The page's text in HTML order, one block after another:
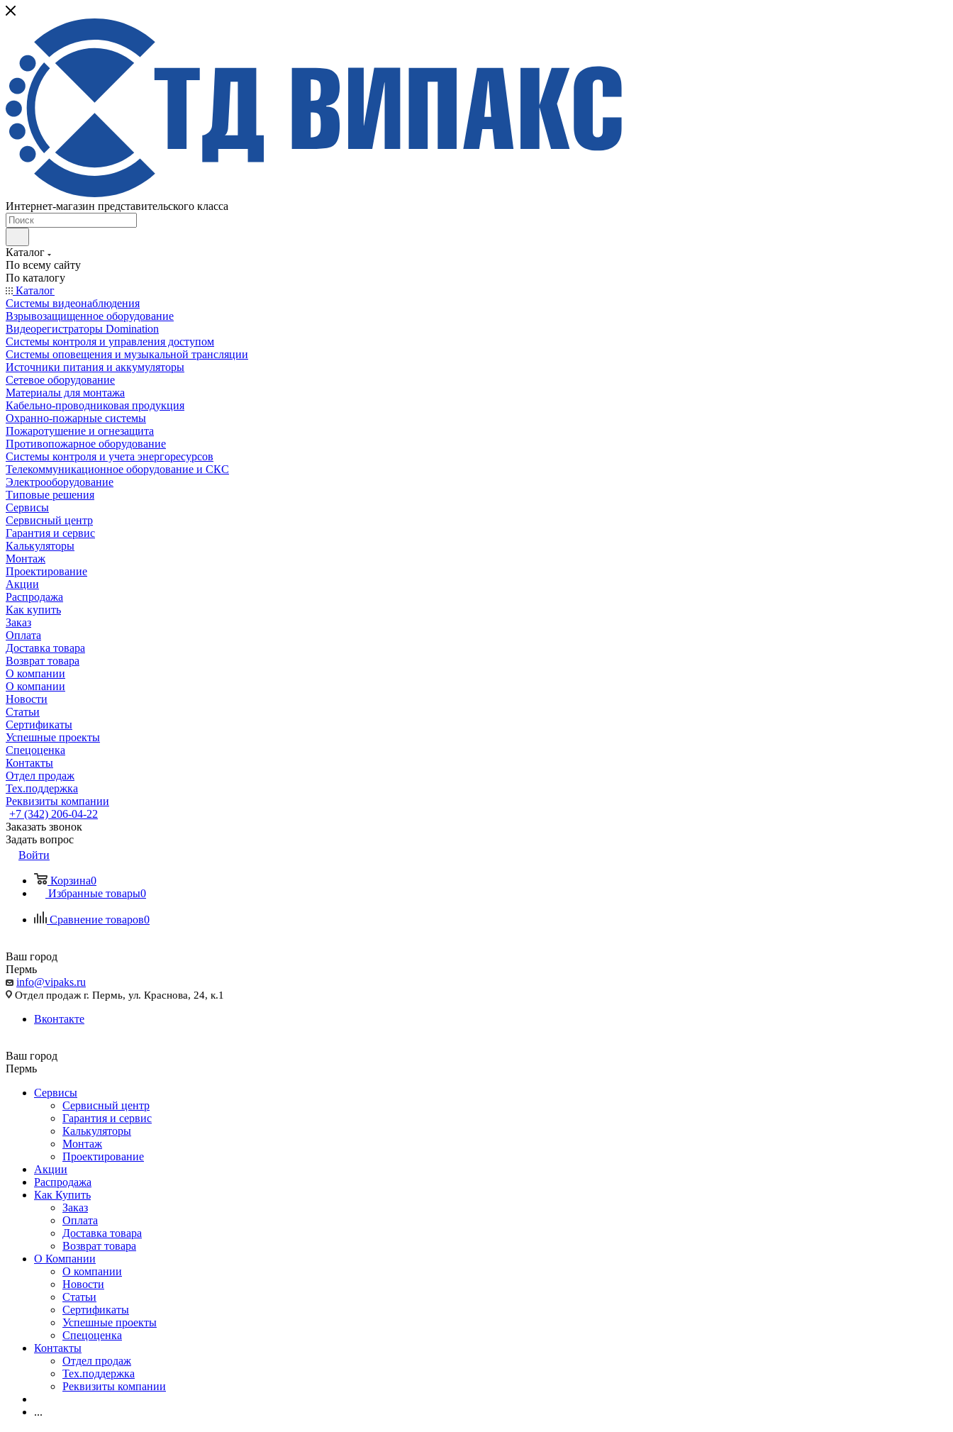
Интернет-магазин представительского класса
Каталог
По всему сайту
По каталогу
Каталог
Системы видеонаблюдения
Взрывозащищенное оборудование
Видеорегистраторы Domination
Системы контроля и управления доступом
Системы оповещения и музыкальной трансляции
Источники питания и аккумуляторы
Сетевое оборудование
Материалы для монтажа
Кабельно-проводниковая продукция
Охранно-пожарные системы
Пожаротушение и огнезащита
Противопожарное оборудование
Системы контроля и учета энергоресурсов
Телекоммуникационное оборудование и СКС
Электрооборудование
Типовые решения
Сервисы
Сервисный центр
Гарантия и сервис
Калькуляторы
Монтаж
Проектирование
Акции
Распродажа
Как купить
Заказ
Оплата
Доставка товара
Возврат товара
О компании
О компании
Новости
Статьи
Сертификаты
Успешные проекты
Спецоценка
Контакты
Отдел продаж
Тех.поддержка
Реквизиты компании
+7 (342) 206-04-22
Заказать звонок
Задать вопрос
Войти
Корзина0
Избранные товары0
Сравнение товаров0
Ваш город
Пермь
info@vipaks.ru
Отдел продаж г. Пермь, ул. Краснова, 24, к.1
Вконтакте
Ваш город
Пермь
Сервисы
Сервисный центр
Гарантия и сервис
Калькуляторы
Монтаж
Проектирование
Акции
Распродажа
Как Купить
Заказ
Оплата
Доставка товара
Возврат товара
О Компании
О компании
Новости
Статьи
Сертификаты
Успешные проекты
Спецоценка
Контакты
Отдел продаж
Тех.поддержка
Реквизиты компании
...